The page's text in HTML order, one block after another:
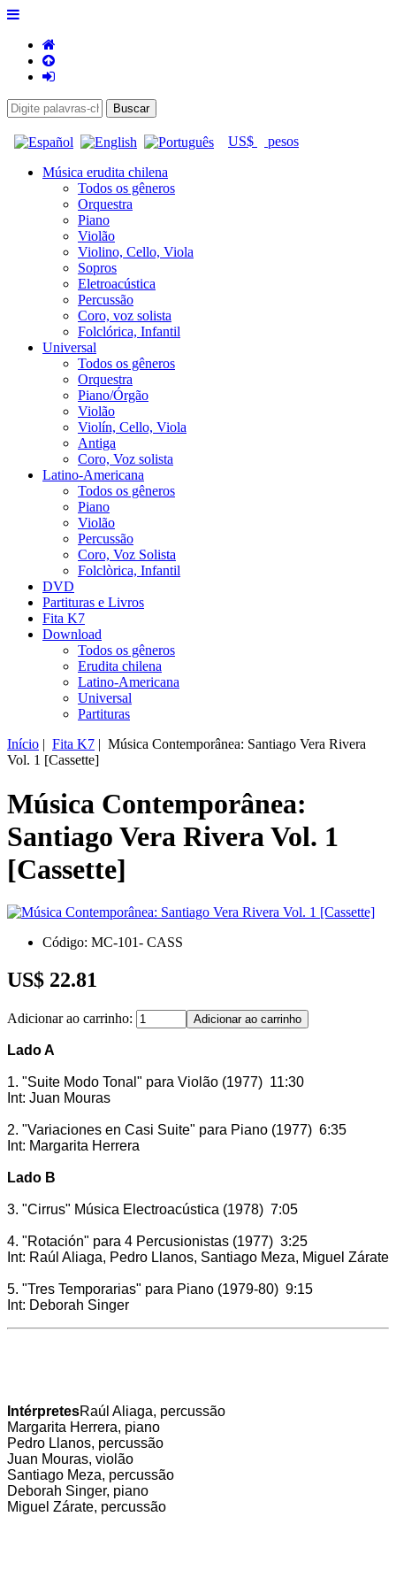
US$ pesos
Música erudita chilena
Todos os gêneros
Orquestra
Piano
Violão
Violino, Cello, Viola
Sopros
Eletroacústica
Percussão
Coro, voz solista
Folclórica, Infantil
Universal
Todos os gêneros
Orquestra
Piano/Órgão
Violão
Violín, Cello, Viola
Antiga
Coro, Voz solista
Latino-Americana
Todos os gêneros
Piano
Violão
Percussão
Coro, Voz Solista
Folclòrica, Infantil
DVD
Partituras e Livros
Fita K7
Download
Todos os gêneros
Erudita chilena
Latino-Americana
Universal
Partituras
Início | Fita K7 | Música Contemporânea: Santiago Vera Rivera
Vol. 1 [Cassette]
Música Contemporânea:
Santiago Vera Rivera Vol. 1
[Cassette]
Código: MC-101- CASS
US$ 22.81
Adicionar ao carrinho:
Lado A
1. "Suite Modo Tonal" para Violão (1977) 11:30
Int: Juan Mouras
2. "Variaciones en Casi Suite" para Piano (1977) 6:35
Int: Margarita Herrera
Lado B
3. "Cirrus" Música Electroacústica (1978) 7:05
4. "Rotación" para 4 Percusionistas (1977) 3:25
Int: Raúl Aliaga, Pedro Llanos, Santiago Meza, Miguel Zárate
5. "Tres Temporarias" para Piano (1979-80) 9:15
Int: Deborah Singer
IntérpretesRaúl Aliaga, percussão
Margarita Herrera, piano
Pedro Llanos, percussão
Juan Mouras, violão
Santiago Meza, percussão
Deborah Singer, piano
Miguel Zárate, percussão